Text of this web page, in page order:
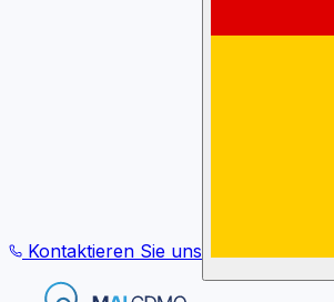
Kontaktieren Sie uns